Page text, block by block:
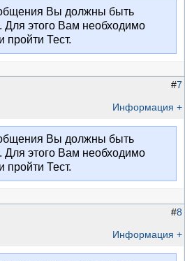
Вы должны быть
этого Вам необходимо
и пройти Тест.
#7
Информация +
Вы должны быть
этого Вам необходимо
и пройти Тест.
#8
Информация +